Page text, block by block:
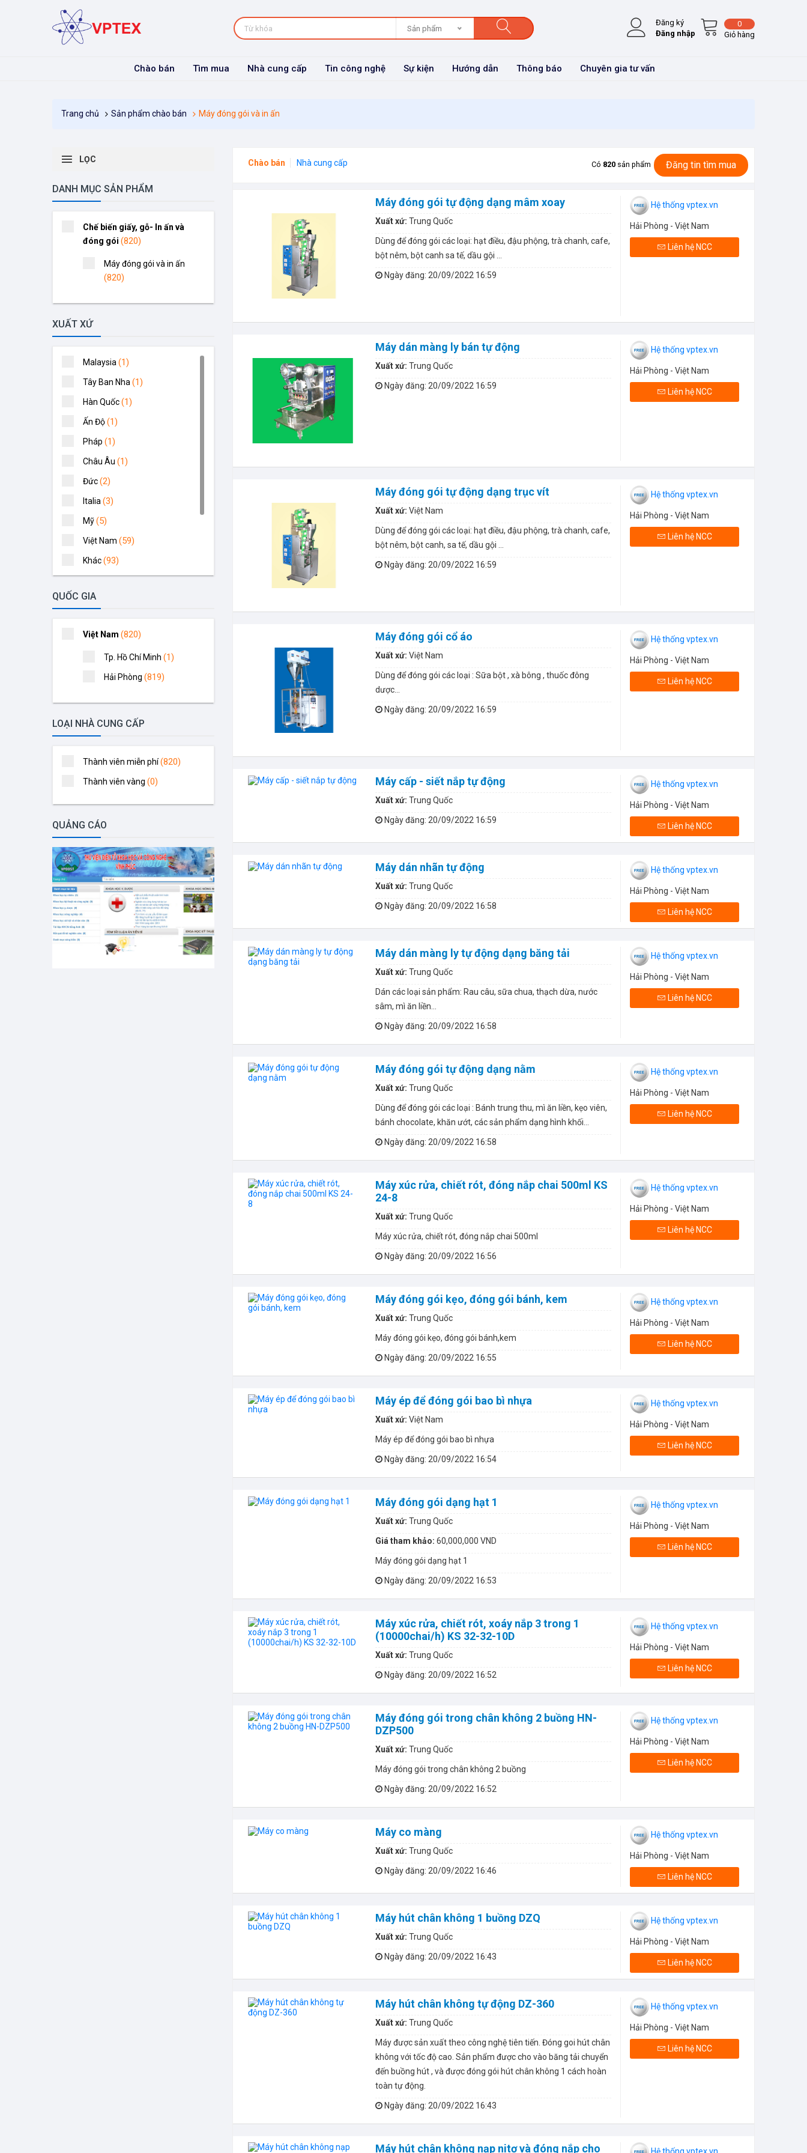
Sản phẩm
Đăng ký
Đăng nhập
0
Giỏ hàng
Chào bán Tìm mua Nhà cung cấp Tin công nghệ Sự kiện Hướng dẫn Thông báo Chuyên gia tư vấn
Trang chủ Sản phẩm chào bán Máy đóng gói và in ấn
LỌC
DANH MỤC SẢN PHẨM
Chế biến giấy, gỗ- In ấn và
đóng gói (820)
Máy đóng gói và in ấn
(820)
XUẤT XỨ
Malaysia (1)
Tây Ban Nha (1)
Hàn Quốc(1)
Ấn Độ(1)
Pháp (1)
Châu Âu (1)
Đức(2)
Italia (3)
Mỹ(5)
Việt Nam (59)
Khác(93)
Nhật
QUỐC GIA
Việt Nam (820)
Tp. Hồ Chí Minh (1)
Hải Phòng (819)
LOẠI NHÀ CUNG CẤP
Thành viên miễn phí(820)
Thành viên vàng (0)
QUẢNG CÁO
Chào bán Nhà cung cấp Đăng tin tìm mua
Có 820 sản phẩm
Máy đóng gói tự động dạng mâm xoay
Xuất xứ: Trung Quốc
Dùng để đóng gói các loại: hạt điều, đậu phộng, trà chanh, cafe,
bột nêm, bột canh sa tế, dầu gội …
Ngày đăng: 20/09/2022 16:59
Hệ thống vptex.vn
Hải Phòng - Việt Nam
Liên hệ NCC
Máy dán màng ly bán tự động
Xuất xứ: Trung Quốc
Ngày đăng: 20/09/2022 16:59
Hệ thống vptex.vn
Hải Phòng - Việt Nam
Liên hệ NCC
Máy đóng gói tự động dạng trục vít
Xuất xứ: Việt Nam
Dùng để đóng gói các loại: hạt điều, đậu phộng, trà chanh, cafe,
bột nêm, bột canh, sa tế, dầu gội …
Ngày đăng: 20/09/2022 16:59
Hệ thống vptex.vn
Hải Phòng - Việt Nam
Liên hệ NCC
Máy đóng gói cổ áo
Xuất xứ: Việt Nam
Dùng để đóng gói các loại : Sữa bột , xà bông , thuốc đông
dược...
Ngày đăng: 20/09/2022 16:59
Hệ thống vptex.vn
Hải Phòng - Việt Nam
Liên hệ NCC
Máy cấp - siết nắp tự động
Xuất xứ: Trung Quốc
Ngày đăng: 20/09/2022 16:59
Hệ thống vptex.vn
Hải Phòng - Việt Nam
Liên hệ NCC
Máy dán nhãn tự động
Xuất xứ: Trung Quốc
Ngày đăng: 20/09/2022 16:58
Hệ thống vptex.vn
Hải Phòng - Việt Nam
Liên hệ NCC
Máy dán màng ly tự động dạng băng tải
Xuất xứ: Trung Quốc
Dán các loại sản phẩm: Rau câu, sữa chua, thạch dừa, nước
sâm, mì ăn liền…
Ngày đăng: 20/09/2022 16:58
Hệ thống vptex.vn
Hải Phòng - Việt Nam
Liên hệ NCC
Máy đóng gói tự động dạng nằm
Xuất xứ: Trung Quốc
Dùng để đóng gói các loại : Bánh trung thu, mì ăn liền, kẹo viên,
bánh chocolate, khăn ướt, các sản phẩm dạng hình khối…
Ngày đăng: 20/09/2022 16:58
Hệ thống vptex.vn
Hải Phòng - Việt Nam
Liên hệ NCC
Máy xúc rửa, chiết rót, đóng nắp chai 500ml KS
24-8
Xuất xứ: Trung Quốc
Máy xúc rửa, chiết rót, đóng nắp chai 500ml
Ngày đăng: 20/09/2022 16:56
Hệ thống vptex.vn
Hải Phòng - Việt Nam
Liên hệ NCC
Máy đóng gói kẹo, đóng gói bánh, kem
Xuất xứ: Trung Quốc
Máy đóng gói kẹo, đóng gói bánh,kem
Ngày đăng: 20/09/2022 16:55
Hệ thống vptex.vn
Hải Phòng - Việt Nam
Liên hệ NCC
Máy ép để đóng gói bao bì nhựa
Xuất xứ: Việt Nam
Máy ép để đóng gói bao bì nhựa
Ngày đăng: 20/09/2022 16:54
Hệ thống vptex.vn
Hải Phòng - Việt Nam
Liên hệ NCC
Máy đóng gói dạng hạt 1
Xuất xứ: Trung Quốc
Giá tham khảo: 60,000,000 VND
Máy đóng gói dạng hạt 1
Ngày đăng: 20/09/2022 16:53
Hệ thống vptex.vn
Hải Phòng - Việt Nam
Liên hệ NCC
Máy xúc rửa, chiết rót, xoáy nắp 3 trong 1
(10000chai/h) KS 32-32-10D
Xuất xứ: Trung Quốc
Ngày đăng: 20/09/2022 16:52
Hệ thống vptex.vn
Hải Phòng - Việt Nam
Liên hệ NCC
Máy đóng gói trong chân không 2 buồng HN-
DZP500
Xuất xứ: Trung Quốc
Máy đóng gói trong chân không 2 buồng
Ngày đăng: 20/09/2022 16:52
Hệ thống vptex.vn
Hải Phòng - Việt Nam
Liên hệ NCC
Máy co màng
Xuất xứ: Trung Quốc
Ngày đăng: 20/09/2022 16:46
Hệ thống vptex.vn
Hải Phòng - Việt Nam
Liên hệ NCC
Máy hút chân không 1 buồng DZQ
Xuất xứ: Trung Quốc
Ngày đăng: 20/09/2022 16:43
Hệ thống vptex.vn
Hải Phòng - Việt Nam
Liên hệ NCC
Máy hút chân không tự động DZ-360
Xuất xứ: Trung Quốc
Máy được sản xuất theo công nghệ tiên tiến. Đóng goi hút chân
không với tốc độ cao. Sản phẩm được cho vào băng tải chuyển
đến buồng hút , và được đóng gói hút chân không 1 cách hoàn
toàn tự động.
Ngày đăng: 20/09/2022 16:43
Hệ thống vptex.vn
Hải Phòng - Việt Nam
Liên hệ NCC
Máy hút chân không nạp nitơ và đóng nắp cho Hệ thống vptex.vn